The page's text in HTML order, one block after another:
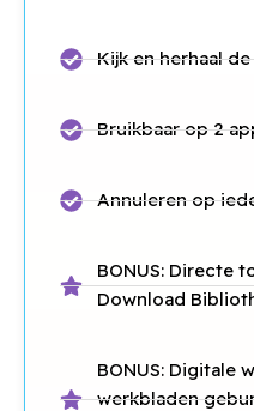
Kijk en herhaal
Bruikbaar op 2
Annuleren op
BONUS: Directe
Download
BONUS: Digitale
werkbladen